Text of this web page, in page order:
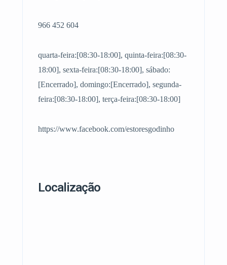
966 452 604
quarta-feira:[08:30-18:00], quinta-feira:[08:30-
18:00], sexta-feira:[08:30-18:00], sábado:
[Encerrado], domingo:[Encerrado], segunda-
feira:[08:30-18:00], terça-feira:[08:30-18:00]
https://www.facebook.com/estoresgodinho
Localização